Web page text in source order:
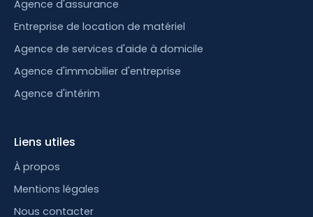
Agence d'assurance
Entreprise de location de matériel
Agence de services d'aide à domicile
Agence d'immobilier d'entreprise
Agence d'intérim
Liens utiles
À propos
Mentions légales
Nous contacter